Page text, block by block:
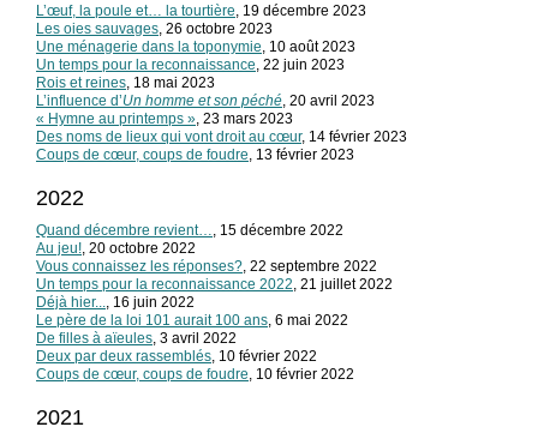
L’œuf, la poule et… la tourtière , 19 décembre 2023
Les oies sauvages , 26 octobre 2023
Une ménagerie dans la toponymie , 10 août 2023
Un temps pour la reconnaissance , 22 juin 2023
Rois et reines , 18 mai 2023
L’influence d’Un homme et son péché , 20 avril 2023
« Hymne au printemps » , 23 mars 2023
Des noms de lieux qui vont droit au cœur, 14 février 2023
Coups de cœur, coups de foudre , 13 février 2023
2022
Quand décembre revient…
, 15 décembre 2022
Au jeu! , 20 octobre 2022
Vous connaissez les réponses? , 22 septembre 2022
Un temps pour la reconnaissance 2022 , 21 juillet 2022
Déjà hier...
, 16 juin 2022
Le père de la loi 101 aurait 100 ans , 6 mai 2022
De filles à aïeules , 3 avril 2022
Deux par deux rassemblés , 10 février 2022
Coups de cœur, coups de foudre , 10 février 2022
2021